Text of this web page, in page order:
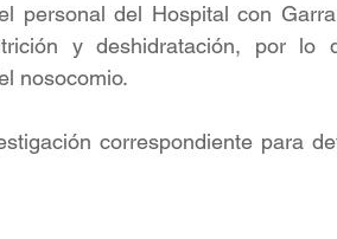
personal del Hospital con
y deshidratación, por lo
nosocomio.
correspondiente para